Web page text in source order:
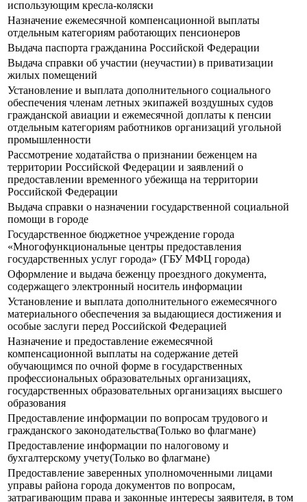
использующим кресла-коляски
Назначение ежемесячной компенсационной выплаты
отдельным категориям работающих пенсионеров
Выдача паспорта гражданина Российской Федерации
Выдача справки об участии (неучастии) в приватизации
жилых помещений
Установление и выплата дополнительного социального
обеспечения членам летных экипажей воздушных судов
гражданской авиации и ежемесячной доплаты к пенсии
отдельным категориям работников организаций угольной
промышленности
Рассмотрение ходатайства о признании беженцем на
территории Российской Федерации и заявлений о
предоставлении временного убежища на территории
Российской Федерации
Выдача справки о назначении государственной социальной
помощи в городе
Государственное бюджетное учреждение города
«Многофункциональные центры предоставления
государственных услуг города» (ГБУ МФЦ города)
Оформление и выдача беженцу проездного документа,
содержащего электронный носитель информации
Установление и выплата дополнительного ежемесячного
материального обеспечения за выдающиеся достижения и
особые заслуги перед Российской Федерацией
Назначение и предоставление ежемесячной
компенсационной выплаты на содержание детей
обучающимся по очной форме в государственных
профессиональных образовательных организациях,
государственных образовательных организациях высшего
образования
Предоставление информации по вопросам трудового и
гражданского законодательства(Только во флагмане)
Предоставление информации по налоговому и
бухгалтерскому учету(Только во флагмане)
Предоставление заверенных уполномоченными лицами
управы района города документов по вопросам,
затрагивающим права и законные интересы заявителя, в том